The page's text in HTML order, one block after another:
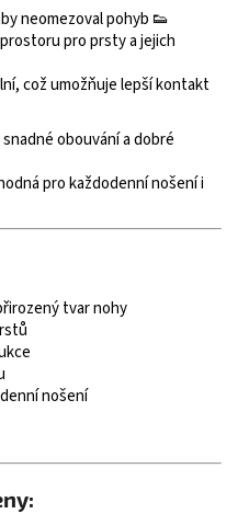
neomezoval pohyb 👟
pro prsty a jejich
což umožňuje lepší kontakt
obouvání a dobré
pro každodenní nošení i
tvar nohy
nošení